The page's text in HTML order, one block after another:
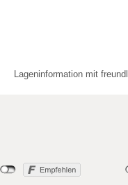
Lageninformation mit